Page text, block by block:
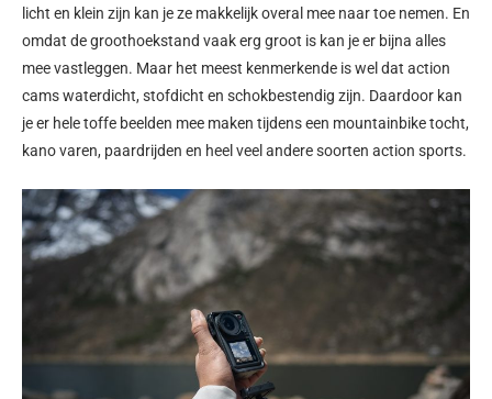
licht en klein zijn kan je ze makkelijk overal mee naar toe nemen. En
omdat de groothoekstand vaak erg groot is kan je er bijna alles
mee vastleggen. Maar het meest kenmerkende is wel dat action
cams waterdicht, stofdicht en schokbestendig zijn. Daardoor kan
je er hele toffe beelden mee maken tijdens een mountainbike tocht,
kano varen, paardrijden en heel veel andere soorten action sports.